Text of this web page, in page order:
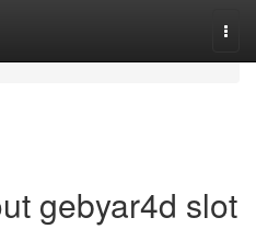
gebyar4d slot